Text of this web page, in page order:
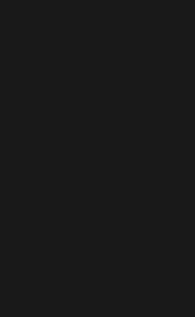
ventana)
ventana)